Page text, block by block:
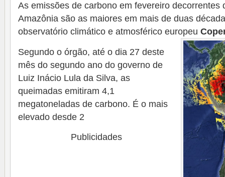
As emissões de carbono em fevereiro decorrentes
Amazônia são as maiores em mais de duas
observatório climático e atmosférico europeu
Segundo o órgão, até o dia 27 deste
mês do segundo ano do governo de
Luiz Inácio Lula da Silva, as
queimadas emitiram 4,1
megatoneladas de carbono. É o mais
elevado desde 2
Publicidades